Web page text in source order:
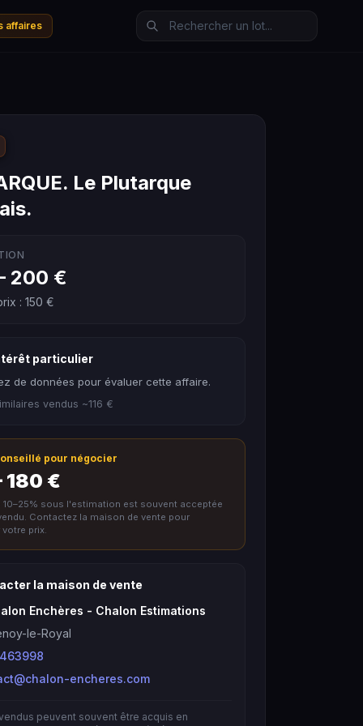
affaires
Le Plutarque
200 €
: 150 €
particulier
de données pour évaluer cette affaire.
vendus ~116 €
pour négocier
180 €
10–25% sous l'estimation est souvent acceptée
Contactez la maison de vente pour
prix.
la maison de vente
Enchères - Chalon Estimations
le-Royal
encheres.com
peuvent souvent être acquis en